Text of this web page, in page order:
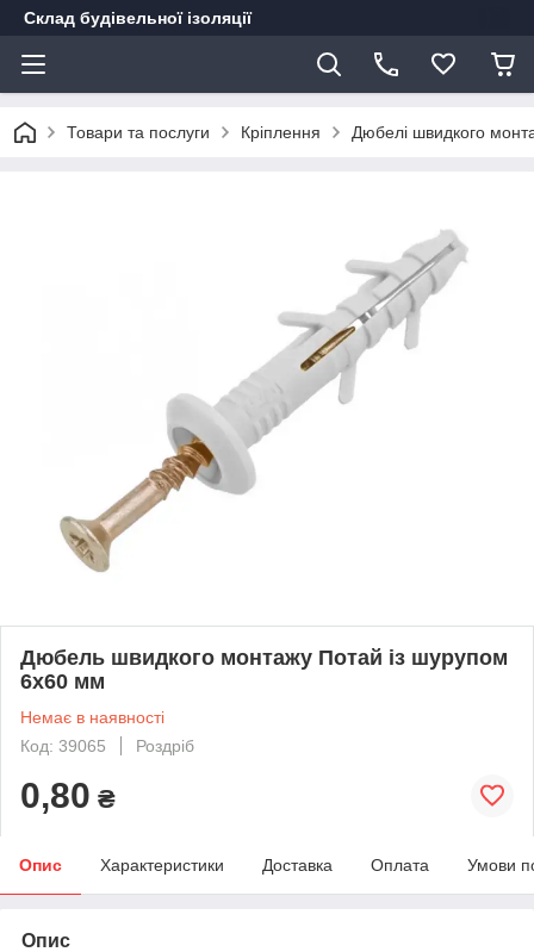
Склад будівельної ізоляції
Товари та послуги Кріплення Дюбелі швидкого
Дюбель швидкого монтажу Потай із шурупом
6х60 мм
Немає в наявності
Код: 39065
Роздріб
0,80 ₴
Опис Характеристики Доставка Оплата Умови
Опис